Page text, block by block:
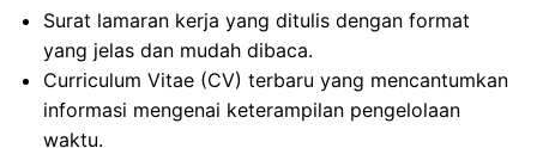
Surat lamaran kerja yang ditulis dengan format
yang jelas dan mudah dibaca.
Curriculum Vitae (CV) terbaru yang mencantumkan
informasi mengenai keterampilan pengelolaan
waktu.